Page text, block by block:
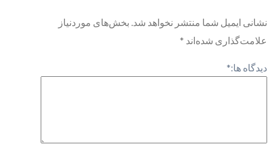
نشانی ایمیل شما منتشر نخواهد شد. بخش‌های موردنیاز
علامت‌گذاری شده‌اند *
دیدگاه ها:*